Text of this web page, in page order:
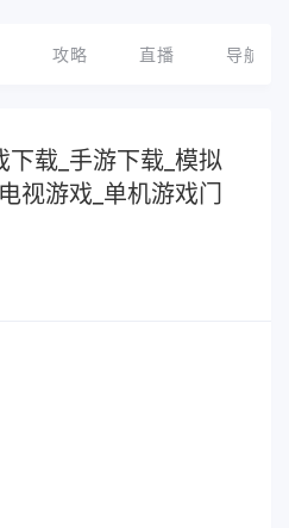
攻略 直播 导航
下载_手游下载_模拟
视游戏_单机游戏门